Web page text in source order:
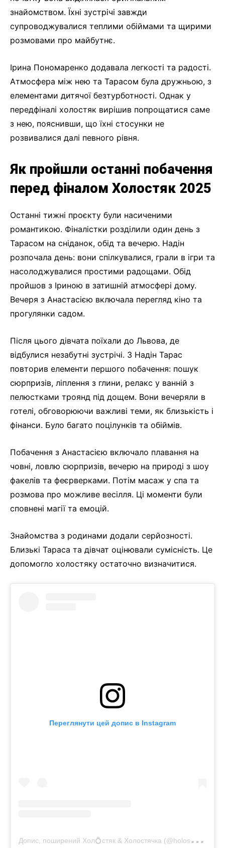
знайомством. Їхні зустрічі завжди
супроводжувалися теплими обіймами та щирими
розмовами про майбутнє.
Ірина Пономаренко додавала легкості та радості.
Атмосфера між нею та Тарасом була дружньою, з
елементами дитячої безтурботності. Однак у
передфіналі холостяк вирішив попрощатися саме
з нею, пояснивши, що їхні стосунки не
розвивалися далі певного рівня.
Як пройшли останні побачення
перед фіналом Холостяк 2025
Останні тижні проєкту були насиченими
романтикою. Фіналістки розділили один день з
Тарасом на сніданок, обід та вечерю. Надін
розпочала день: вони спілкувалися, грали в ігри та
насолоджувалися простими радощами. Обід
пройшов з Іриною в затишній атмосфері дому.
Вечеря з Анастасією включала перегляд кіно та
прогулянки садом.
Після цього дівчата поїхали до Львова, де
відбулися незабутні зустрічі. З Надін Тарас
повторив елементи першого побачення: пошук
сюрпризів, ліплення з глини, релакс у ванній з
пелюстками троянд під дощем. Вони вечеряли в
готелі, обговорюючи важливі теми, як близькість і
фінанси. Було багато поцілунків та обіймів.
Побачення з Анастасією включало плавання на
човні, ловлю сюрпризів, вечерю на природі з шоу
факелів та феєрверками. Потім масаж у спа та
розмова про можливе весілля. Ці моменти були
сповнені магії та емоцій.
Знайомства з родинами додали серйозності.
Близькі Тараса та дівчат оцінювали сумісність. Це
допомогло холостяку остаточно визначитися.
Переглянути цей допис в Instagram
Д
опис, поширений Хол💍стяк & Холостячка (@holostyakstb)